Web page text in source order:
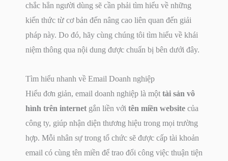
chắc hẳn người dùng sẽ cần phải tìm hiểu về những
kiến thức từ cơ bản đến nâng cao liên quan đến giải
pháp này. Do đó, hãy cùng chúng tôi tìm hiểu về khái
niệm thông qua nội dung được chuẩn bị bên dưới đây.
Tìm hiểu nhanh về Email Doanh nghiệp
Hiểu đơn giản, email doanh nghiệp là một tài sản vô
hình trên internet gắn liền với tên miền website của
công ty, giúp nhận diện thương hiệu trong mọi trường
hợp. Mỗi nhân sự trong tổ chức sẽ được cấp tài khoản
email có cùng tên miền để trao đổi công việc thuận tiện